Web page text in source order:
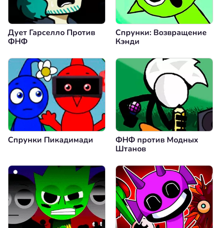
Дует Гарселло Против
ФНФ
Спрунки: Возвращение
Кэнди
Спрунки Пикадимади
ФНФ против Модных
Штанов